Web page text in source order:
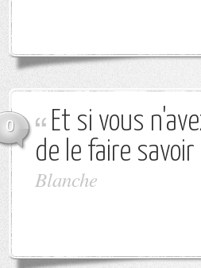
0
Et si vous
de le faire
Blanche